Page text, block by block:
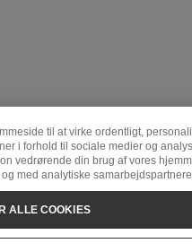
til at virke ordentligt,
i forhold til sociale medier og
vedrørende din brug af vores
med analytiske
ALLE COOKIES